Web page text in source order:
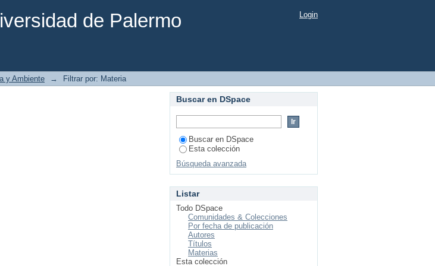
de Palermo Login
y Ambiente → Filtrar por: Materia
Buscar en DSpace
Buscar en DSpace
Esta colección
Búsqueda avanzada
Listar
Todo DSpace
Comunidades & Colecciones
Por fecha de publicación
Autores
Títulos
Materias
Esta colección